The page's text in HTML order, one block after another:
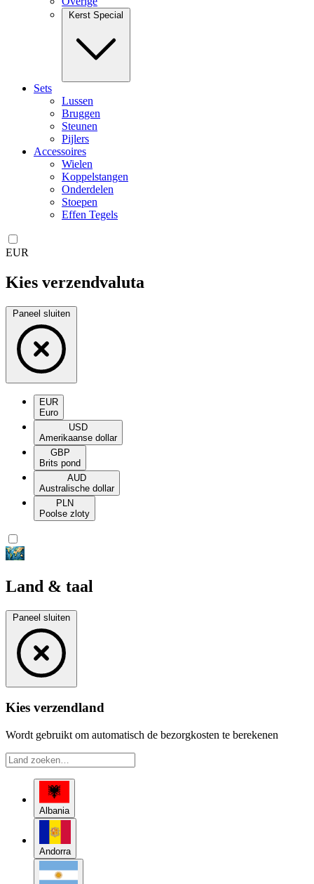
Kerst Special
Sets
Lussen
Bruggen
Steunen
Pijlers
Accessoires
Wielen
Koppelstangen
Onderdelen
Stoepen
Effen Tegels
EUR
Kies verzendvaluta
Paneel sluiten
EUR
Euro
USD
Amerikaanse dollar
GBP
Brits pond
AUD
Australische dollar
PLN
Poolse zloty
Land & taal
Paneel sluiten
Kies verzendland
Wordt gebruikt om automatisch de bezorgkosten te berekenen
Albania
Andorra